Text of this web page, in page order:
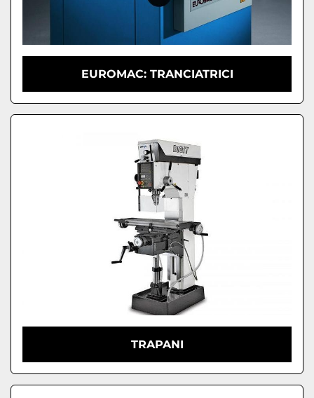
EUROMAC: TRANCIATRICI
TRAPANI